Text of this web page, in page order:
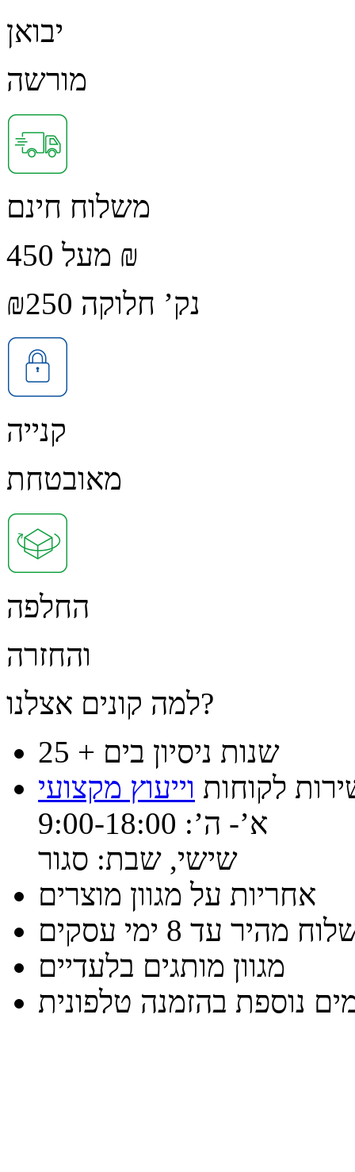
יבואן
מורשה
משלוח חינם
מעל 450 ₪
נק’ חלוקה ₪250
קנייה
מאובטחת
החלפה
והחזרה
למה קונים אצלנו?
25 + שנות ניסיון בים
לקוחות וייעוץ מקצועי
א’- ה’: 9:00-18:00
שישי, שבת: סגור
אחריות על מגוון מוצרים
מהיר עד 8 ימי עסקים
מגוון מותגים בלעדיים
נוספת בהזמנה טלפונית